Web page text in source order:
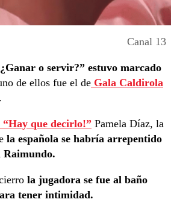
Canal 13
o servir?” estuvo marcado
de ellos fue el de Gala Caldirola
“Hay que decirlo!” Pamela Díaz, la
la española se habría arrepentido
Raimundo.
la jugadora se fue al baño
tener intimidad.